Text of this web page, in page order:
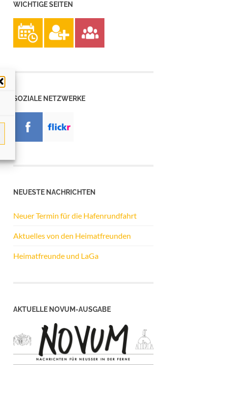
WICHTIGE SEITEN
SOZIALE NETZWERKE
NEUESTE NACHRICHTEN
Neuer Termin für die Hafenrundfahrt
Aktuelles von den Heimatfreunden
Heimatfreunde und LaGa
AKTUELLE NOVUM-AUSGABE